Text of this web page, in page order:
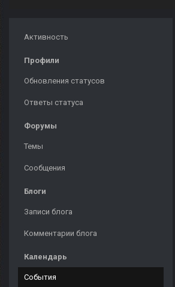
Активность
Профили
Обновления статусов
Ответы статуса
Форумы
Темы
Сообщения
Блоги
Записи блога
Комментарии блога
Календарь
События